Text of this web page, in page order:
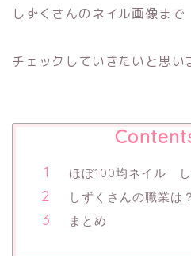
しずくさんのネイル画像まで
チェックしていきたいと思い
ほぼ100均ネイル し
しずくさんの職業は？
まとめ